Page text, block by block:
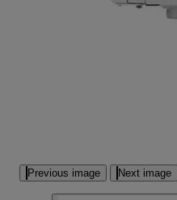
Previous image Next image